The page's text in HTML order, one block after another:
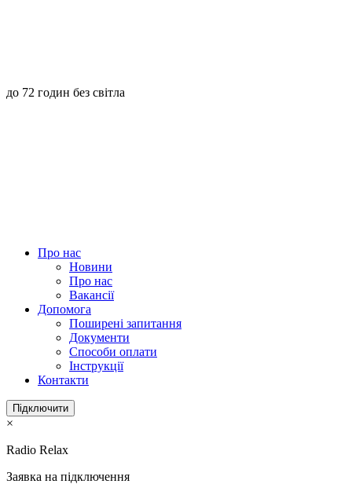
до 72 годин без світла
Про нас
Новини
Про нас
Вакансії
Допомога
Поширені запитання
Документи
Способи оплати
Інструкції
Контакти
Підключити
×
Radio Relax
Заявка на підключення